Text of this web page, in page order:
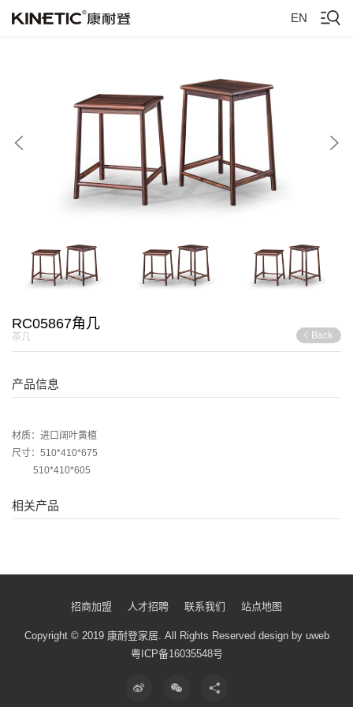
EN
RC05867角几
茶几 Back
产品信息
材质：进口阔叶黄檀
尺寸：510*410*675
510*410*605
相关产品
招商加盟 人才招聘 联系我们 站点地图
Copyright © 2019 康耐登家居. All Rights Reserved design by uweb
粤ICP备16035548号